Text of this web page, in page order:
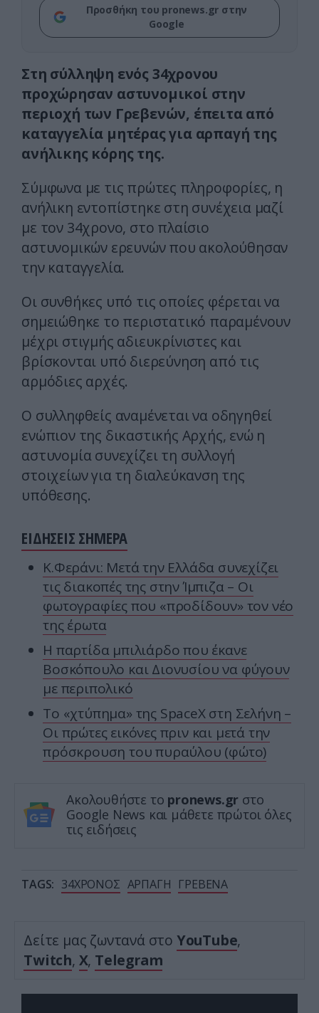
Προσθήκη του pronews.gr στην
Google
Στη σύλληψη ενός 34χρονου
προχώρησαν αστυνομικοί στην
περιοχή των Γρεβενών, έπειτα από
καταγγελία μητέρας για αρπαγή της
ανήλικης κόρης της.
Σύμφωνα με τις πρώτες πληροφορίες, η
ανήλικη εντοπίστηκε στη συνέχεια μαζί
με τον 34χρονο, στο πλαίσιο
αστυνομικών ερευνών που ακολούθησαν
την καταγγελία.
Οι συνθήκες υπό τις οποίες φέρεται να
σημειώθηκε το περιστατικό παραμένουν
μέχρι στιγμής αδιευκρίνιστες και
βρίσκονται υπό διερεύνηση από τις
αρμόδιες αρχές.
Ο συλληφθείς αναμένεται να οδηγηθεί
ενώπιον της δικαστικής Αρχής, ενώ η
αστυνομία συνεχίζει τη συλλογή
στοιχείων για τη διαλεύκανση της
υπόθεσης.
ΕΙΔΗΣΕΙΣ ΣΗΜΕΡΑ
Κ.Φεράνι: Μετά την Ελλάδα συνεχίζει
τις διακοπές της στην Ίμπιζα – Οι
φωτογραφίες που «προδίδουν» τον νέο
της έρωτα
Η παρτίδα μπιλιάρδο που έκανε
Βοσκόπουλο και Διονυσίου να φύγουν
με περιπολικό
Το «χτύπημα» της SpaceX στη Σελήνη –
Οι πρώτες εικόνες πριν και μετά την
πρόσκρουση του πυραύλου (φώτο)
Ακολουθήστε το pronews.gr στο
Google News και μάθετε πρώτοι όλες
τις ειδήσεις
TAGS: 34ΧΡΟΝΟΣ ΑΡΠΑΓΗ ΓΡΕΒΕΝΑ
Δείτε μας ζωντανά στο YouTube,
Twitch, X, Telegram